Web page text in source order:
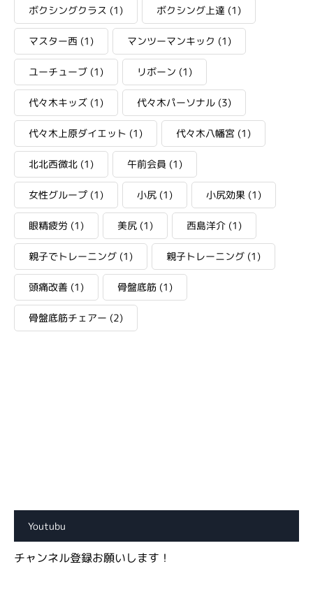
ボクシングクラス (1) ボクシング上達 (1)
マスター西 (1) マンツーマンキック (1)
ユーチューブ (1) リボーン (1)
代々木キッズ (1) 代々木パーソナル (3)
代々木上原ダイエット (1) 代々木八幡宮 (1)
北北西微北 (1) 午前会員 (1)
女性グループ (1) 小尻 (1) 小尻効果 (1)
眼精疲労 (1) 美尻 (1) 西島洋介 (1)
親子でトレーニング (1) 親子トレーニング (1)
頭痛改善 (1) 骨盤底筋 (1)
骨盤底筋チェアー (2)
Youtubu
チャンネル登録お願いします！